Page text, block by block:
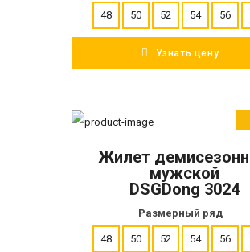
48 50 52 54 56
Узнать цену
ПОДРОБНЕЕ
Жилет
мужской
DSGDong 3024
Размерный ряд
48 50 52 54 56